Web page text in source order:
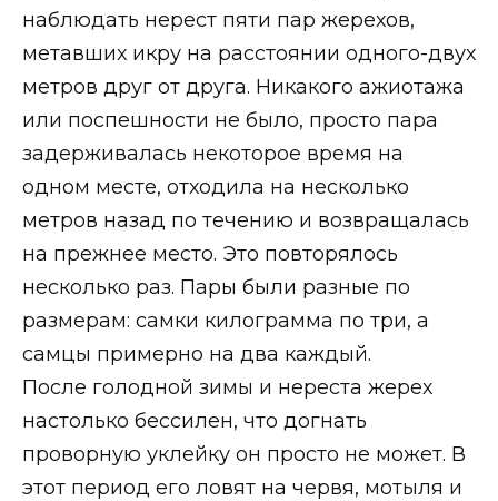
наблюдать нерест пяти пар жерехов,
метавших икру на расстоянии одного-двух
метров друг от друга. Никакого ажиотажа
или поспешности не было, просто пара
задерживалась некоторое время на
одном месте, отходила на несколько
метров назад по течению и возвращалась
на прежнее место. Это повторялось
несколько раз. Пары были разные по
размерам: самки килограмма по три, а
самцы примерно на два каждый.
После голодной зимы и нереста жерех
настолько бессилен, что догнать
проворную уклейку он просто не может. В
этот период его ловят на червя, мотыля и